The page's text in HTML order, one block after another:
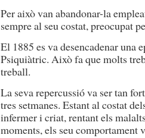
Per això van abandonar-la
sempre al seu costat, preocupat
El 1885 es va desencadenar una
Psiquiàtric. Això fa que molts
treball.
La seva repercussió va ser tan
tres setmanes. Estant al costat
infermer i criat, rentant els
moments, els seu comportament